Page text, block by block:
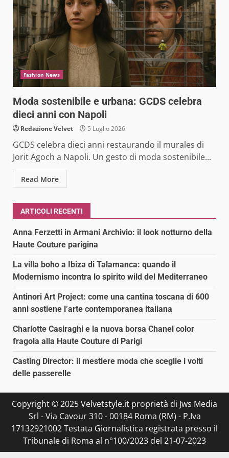
Fashion News
Moda sostenibile e urbana: GCDS celebra
dieci anni con Napoli
Redazione Velvet 5 Luglio 2026
GCDS celebra dieci anni restaurando il murales di
Jorit Agoch a Napoli. Un gesto di moda sostenibile...
Read More
ARTICOLI RECENTI
Anna Ferzetti in Armani Archivio: il look notturno della
Haute Couture parigina
La villa boho a Ibiza di Talamanca: quando il
Modernismo incontra lo spirito wild del Mediterraneo
Antinori Art Project: come una cantina toscana di 600
anni sostiene l’arte contemporanea italiana
Charlotte Casiraghi e la nuova borsa Chanel color
fragola alla Haute Couture di Parigi
Casting Director: il mestiere moda che sceglie i volti
delle passerelle
Copyright © 2025 Velvetstyle.it proprietà di Jws Media
Srl - Via Cavour 310 - 00184 Roma (RM) - P.Iva
17132921002 Testata Giornalistica registrata presso il
Tribunale di Roma al n°100/2023 del 21-07-2023